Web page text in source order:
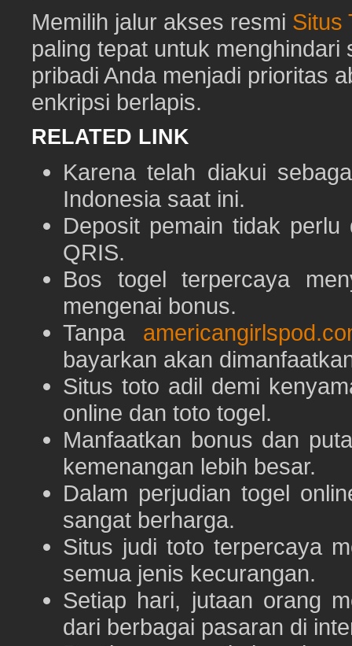
Memilih jalur akses resmi Situs
paling tepat untuk
pribadi Anda menjadi prioritas
enkripsi berlapis.
RELATED LINK
Karena telah diakui
Indonesia saat ini.
Deposit pemain tidak
QRIS.
Bos togel terpercaya
mengenai bonus.
Tanpa
bayarkan akan
Situs toto adil demi
online dan toto togel.
Manfaatkan bonus dan
kemenangan lebih besar.
Dalam perjudian togel
sangat berharga.
Situs judi toto terpercaya
semua jenis kecurangan.
Setiap hari, jutaan orang
dari berbagai pasaran di